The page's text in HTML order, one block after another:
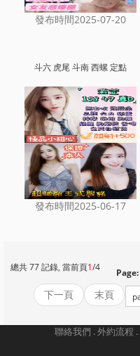
發布時間2025-07-20
斗六 虎尾 斗南 西螺 定點
發布時間2025-06-17
Page:
總共 77 記錄, 當前頁1/4
下一頁
末頁
聯絡我們 .外約流程 .